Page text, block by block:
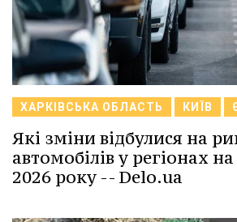
ХАРКІВСЬКА ОБЛАСТЬ КИЇВ
Які зміни відбулися на
автомобілів у регіонах
2026 року -- Delo.ua